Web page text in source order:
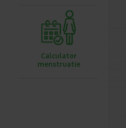
Calculator
menstruatie